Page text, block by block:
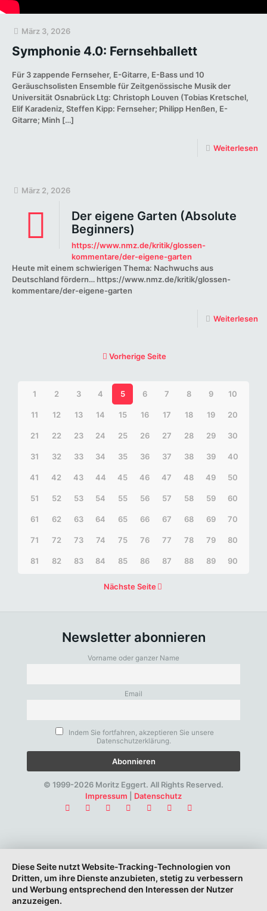
März 3, 2026
Symphonie 4.0: Fernsehballett
Für 3 zappende Fernseher, E-Gitarre, E-Bass und 10
Geräuschsolisten Ensemble für Zeitgenössische Musik der
Universität Osnabrück Ltg: Christoph Louven (Tobias Kretschel,
Elif Karadeniz, Steffen Kipp: Fernseher; Philipp Henßen, E-
Gitarre; Minh […]
Weiterlesen
März 2, 2026
Der eigene Garten (Absolute
Beginners)
https://www.nmz.de/kritik/glossen-
kommentare/der-eigene-garten
Heute mit einem schwierigen Thema: Nachwuchs aus
Deutschland fördern… https://www.nmz.de/kritik/glossen-
kommentare/der-eigene-garten
Weiterlesen
Vorherige Seite
1 2 3 4 5 6 7 8 9 10
11 12 13 14 15 16 17 18 19 20
21 22 23 24 25 26 27 28 29 30
31 32 33 34 35 36 37 38 39 40
41 42 43 44 45 46 47 48 49 50
51 52 53 54 55 56 57 58 59 60
61 62 63 64 65 66 67 68 69 70
71 72 73 74 75 76 77 78 79 80
81 82 83 84 85 86 87 88 89 90
Nächste Seite
Newsletter abonnieren
Vorname oder ganzer Name
Email
Indem Sie fortfahren, akzeptieren Sie unsere
Datenschutzerklärung.
© 1999-2026 Moritz Eggert. All Rights Reserved.
Impressum
Datenschutz
Diese Seite nutzt Website-Tracking-Technologien von
Dritten, um ihre Dienste anzubieten, stetig zu verbessern
und Werbung entsprechend den Interessen der Nutzer
anzuzeigen.